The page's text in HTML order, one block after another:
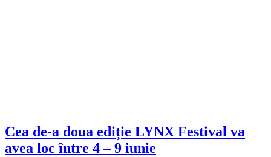
Cea de-a doua ediție LYNX Festival va
avea loc între 4 – 9 iunie